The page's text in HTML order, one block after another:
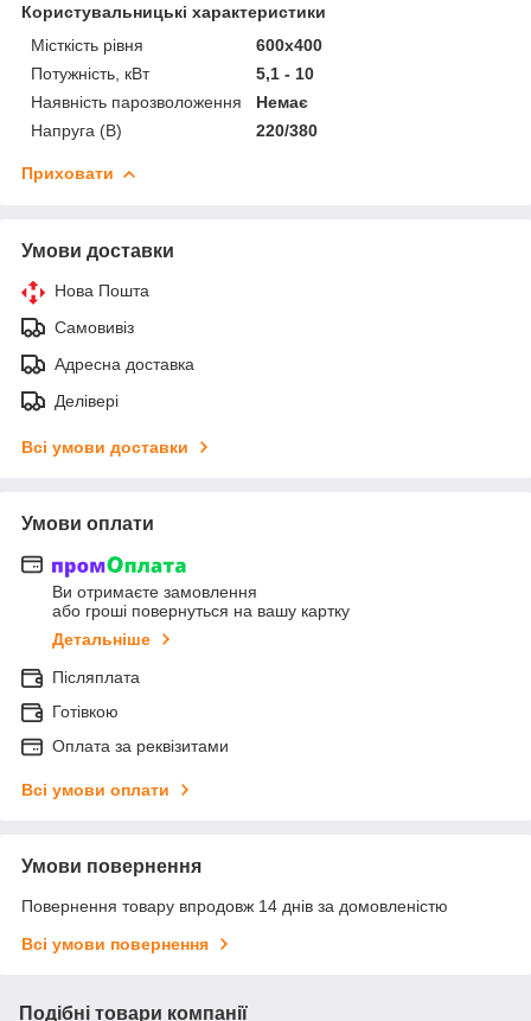
Користувальницькі характеристики
Місткість рівня
600х400
Потужність, кВт
5,1 - 10
Наявність парозволоження
Немає
Напруга (В)
220/380
Приховати
Умови доставки
Нова Пошта
Самовивіз
Адресна доставка
Делівері
Всі умови доставки
Умови оплати
Ви отримаєте замовлення
або гроші повернуться на вашу картку
Детальніше
Післяплата
Готівкою
Оплата за реквізитами
Всі умови оплати
Умови повернення
Повернення товару впродовж 14 днів за домовленістю
Всі умови повернення
Подібні товари компанії